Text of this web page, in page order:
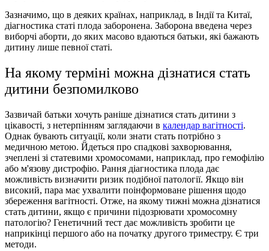
Зазначимо, що в деяких країнах, наприклад, в Індії та Китаї,
діагностика статі плода заборонена. Заборона введена через
виборчі аборти, до яких масово вдаються батьки, які бажають
дитину лише певної статі.
На якому терміні можна дізнатися стать
дитини безпомилково
Зазвичай батьки хочуть раніше дізнатися стать дитини з
цікавості, з нетерпінням заглядаючи в календар вагітності.
Однак бувають ситуації, коли знати стать потрібно з
медичною метою. Йдеться про спадкові захворювання,
зчеплені зі статевими хромосомами, наприклад, про гемофілію
або м'язову дистрофію. Рання діагностика плода дає
можливість визначити ризик подібної патології. Якщо він
високий, пара має ухвалити поінформоване рішення щодо
збереження вагітності. Отже, на якому тижні можна дізнатися
стать дитини, якщо є причини підозрювати хромосомну
патологію? Генетичний тест дає можливість зробити це
наприкінці першого або на початку другого триместру. Є три
методи.